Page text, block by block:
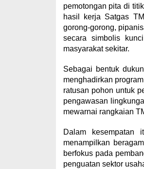
pemotongan pita di
hasil kerja Satgas
gorong-gorong,
secara simbolis
masyarakat sekitar.
Sebagai bentuk
menghadirkan
ratusan pohon untuk
pengawasan
mewarnai rangkaian
Dalam kesempatan
menampilkan
berfokus pada
penguatan sektor